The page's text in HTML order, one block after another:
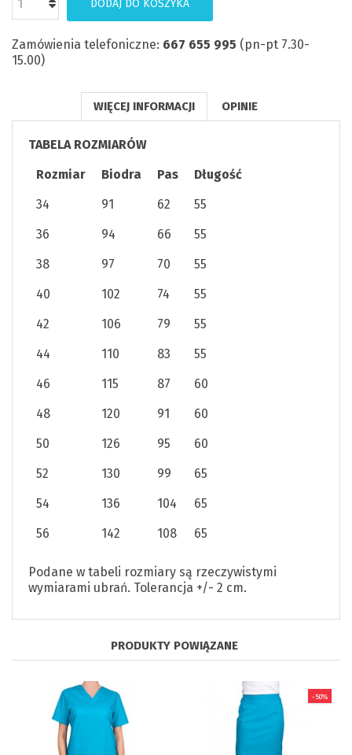
DODAJ DO KOSZYKA
Zamówienia telefoniczne: 667 655 995 (pn-pt 7.30-
15.00)
WIĘCEJ INFORMACJI OPINIE
TABELA ROZMIARÓW
Rozmiar
Biodra Pas
Długość
34
91 62
55
36
94 66
55
38
97 70
55
40
102 74
55
42
106 79
55
44
110 83
55
46
115 87
60
48
120 91
60
50
126 95
60
52
130 99
65
54
136 104
65
56
142 108 65
Podane w tabeli rozmiary są rzeczywistymi
wymiarami ubrań. Tolerancja +/- 2 cm.
PRODUKTY POWIĄZANE
-50%